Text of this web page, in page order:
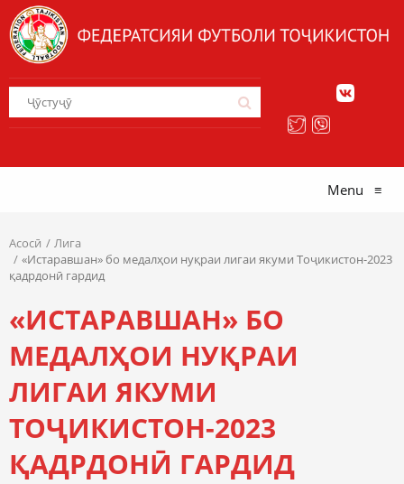
Menu ≡
Асосӣ
Лига
«Истаравшан» бо медалҳои нуқраи лигаи якуми Тоҷикистон-2023
қадрдонӣ гардид
«ИСТАРАВШАН» БО
МЕДАЛҲОИ НУҚРАИ
ЛИГАИ ЯКУМИ
ТОҶИКИСТОН-2023
ҚАДРДОНӢ ГАРДИД